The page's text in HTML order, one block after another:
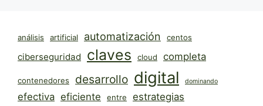
análisis artificial automatización centos
ciberseguridad claves cloud completa
contenedores desarrollo digital dominando
efectiva eficiente entre estrategias